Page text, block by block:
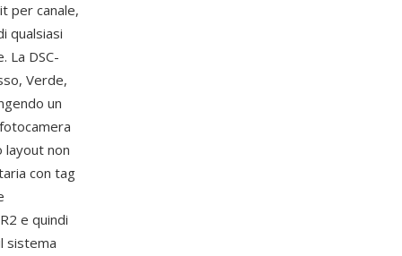
per canale,
qualsiasi
La DSC-
Verde,
un
non
con tag
e quindi
sistema